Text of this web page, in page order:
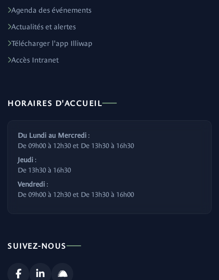
Agenda des événements
Actualités et alertes
Télécharger l'app Illiwap
Accès Intranet
HORAIRES D'ACCUEIL
Du Lundi au Mercredi :
De 09h00 à 12h30 et De 13h30 à 16h30
Jeudi :
De 13h30 à 16h30
Vendredi :
De 09h00 à 12h30 et De 13h30 à 16h00
SUIVEZ-NOUS